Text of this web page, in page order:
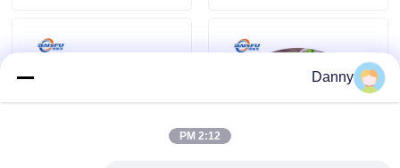
با ما تماس بگیرید
اخبار
Danny
2:12 PM